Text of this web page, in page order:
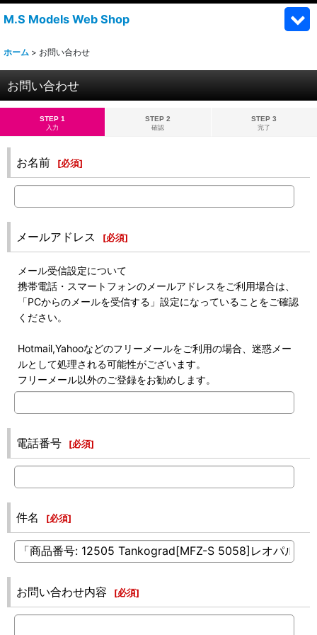
M.S Models Web Shop
ホーム > お問い合わせ
お問い合わせ
STEP 1
入力
STEP 2
確認
STEP 3
完了
お名前 [必須]
メールアドレス [必須]
メール受信設定について
携帯電話・スマートフォンのメールアドレスをご利用場合は、
「PCからのメールを受信する」設定になっていることをご確認
ください。
Hotmail,Yahooなどのフリーメールをご利用の場合、迷惑メー
ルとして処理される可能性がございます。
フリーメール以外のご登録をお勧めします。
電話番号 [必須]
件名 [必須]
お問い合わせ内容 [必須]